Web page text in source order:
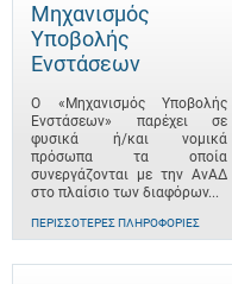
Μηχανισμός
Υποβολής
Ενστάσεων
Ο «Μηχανισμός Υποβολής
Ενστάσεων» παρέχει σε
φυσικά ή/και νομικά
πρόσωπα τα οποία
συνεργάζονται με την ΑνΑΔ
στο πλαίσιο των διαφόρων...
ΠΕΡΙΣΣΌΤΕΡΕΣ ΠΛΗΡΟΦΟΡΊΕΣ